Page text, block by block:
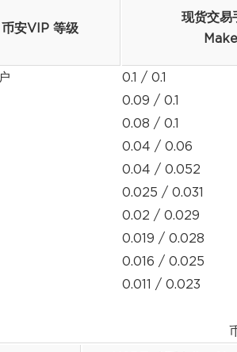
币安VIP 等级
现货交易
0.1 / 0.1
0.09 / 0.1
0.08 / 0.1
0.04 / 0.06
0.04 / 0.052
0.025 / 0.031
0.02 / 0.029
0.019 / 0.028
0.016 / 0.025
0.011 / 0.023